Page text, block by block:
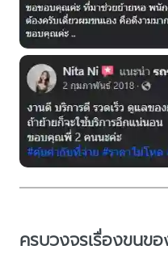
ครบวงจรเรื่องขนข